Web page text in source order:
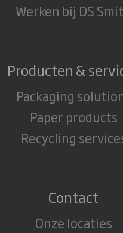
Werken bij DS
Producten &
Packaging
Paper products
Recycling
Contact
Onze locaties